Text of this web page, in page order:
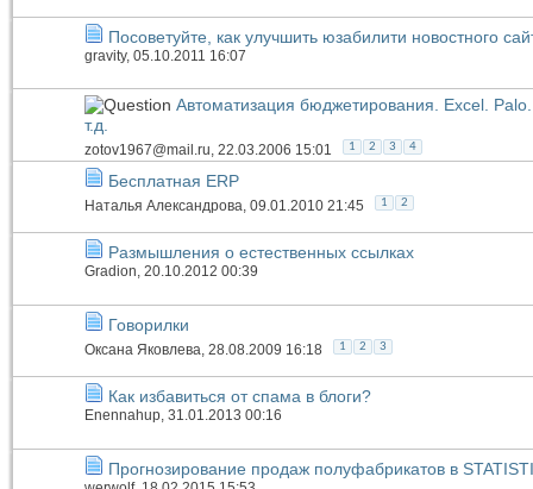
Посоветуйте, как улучшить юзабилити новостного
gravity, 05.10.2011 16:07
Автоматизация бюджетирования. Excel.
т.д.
zotov1967@mail.ru, 22.03.2006 15:01 1 2 3 4
Бесплатная ERP
Наталья Александрова , 09.01.2010 21:45 1 2
Размышления о естественных ссылках
Gradion, 20.10.2012 00:39
Говорилки
Оксана Яковлева , 28.08.2009 16:18 1 2 3
Как избавиться от спама в блоги?
Enennahup, 31.01.2013 00:16
Прогнозирование продаж полуфабрикатов в